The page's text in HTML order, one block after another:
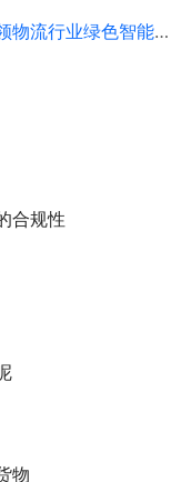
绿色智能变革的新纪元
合规性
物